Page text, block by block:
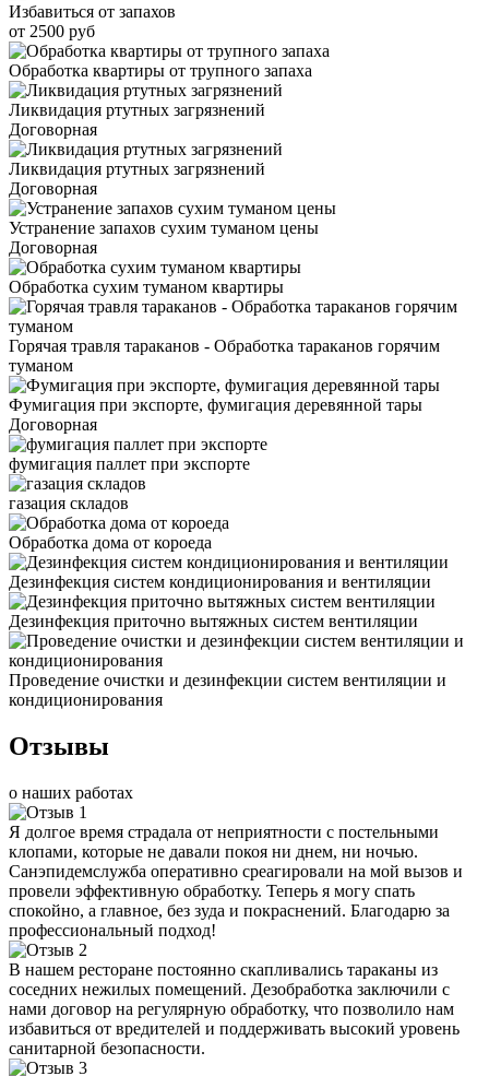
Избавиться от запахов
от 2500 руб
Обработка квартиры от трупного запаха
Ликвидация ртутных загрязнений
Договорная
Ликвидация ртутных загрязнений
Договорная
Устранение запахов сухим туманом цены
Договорная
Обработка сухим туманом квартиры
Горячая травля тараканов - Обработка тараканов горячим
туманом
Фумигация при экспорте, фумигация деревянной тары
Договорная
фумигация паллет при экспорте
газация складов
Обработка дома от короеда
Дезинфекция систем кондиционирования и вентиляции
Дезинфекция приточно вытяжных систем вентиляции
Проведение очистки и дезинфекции систем вентиляции и
кондиционирования
Отзывы
о наших работах
Я долгое время страдала от неприятности с постельными
клопами, которые не давали покоя ни днем, ни ночью.
Санэпидемслужба оперативно среагировали на мой вызов и
провели эффективную обработку. Теперь я могу спать
спокойно, а главное, без зуда и покраснений. Благодарю за
профессиональный подход!
В нашем ресторане постоянно скапливались тараканы из
соседних нежилых помещений. Дезобработка заключили с
нами договор на регулярную обработку, что позволило нам
избавиться от вредителей и поддерживать высокий уровень
санитарной безопасности.